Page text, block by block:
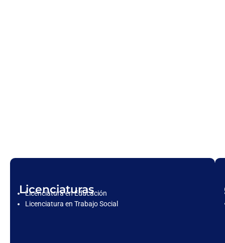
Licenciaturas
Licenciatura en Educación
Licenciatura en Trabajo Social